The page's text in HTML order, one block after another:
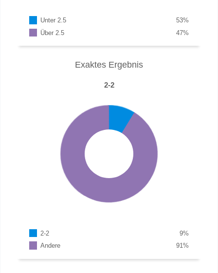
Unter 2.5 %
53
Über 2.5
%
47
Exaktes Ergebnis
2-2
2-2 %
9
Andere
%
91